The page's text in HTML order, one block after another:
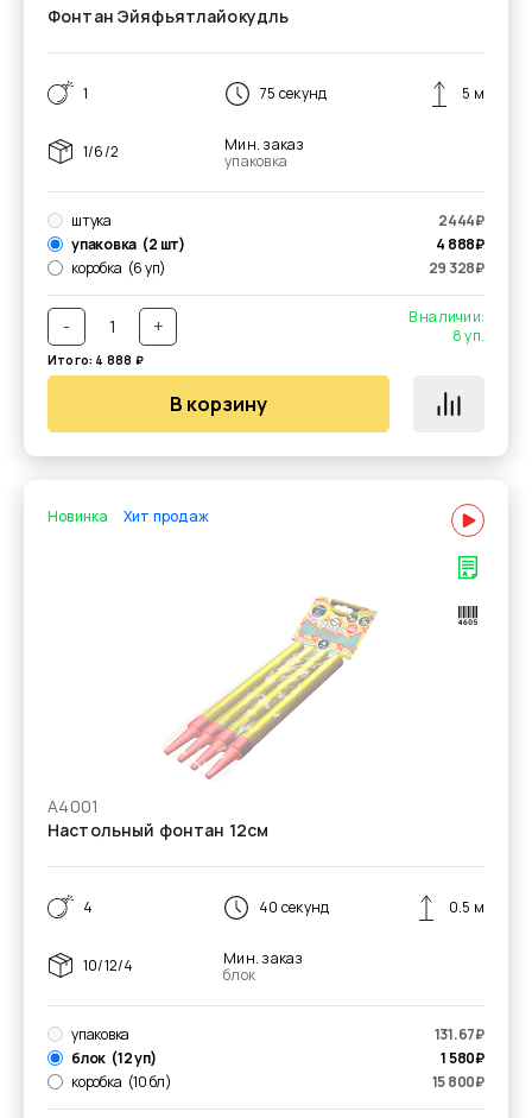
Фонтан Эйяфьятлайокудль
1 75 секунд 5 м
1/6/2
Мин. заказ
упаковка
штука 2444₽
упаковка (2 шт) 4 888₽
коробка (6 уп) 29 328₽
- +
В наличии:
8уп.
Итого: 4 888 ₽
В корзину
Новинка Хит продаж
А4001
Настольный фонтан 12см
4 40 секунд 0.5 м
10/12/4
Мин. заказ
блок
упаковка 131.67₽
блок (12 уп) 1 580₽
коробка (10 бл) 15 800₽